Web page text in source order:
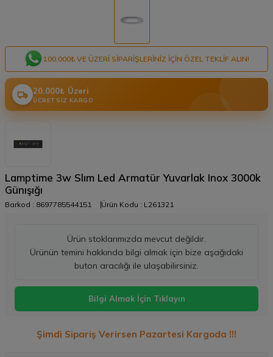
100.000₺ VE ÜZERI SIPARIŞLERINIZ IÇIN ÖZEL TEKLIF ALIN!
20.000₺ Üzeri
ÜCRETSIZ KARGO
Lamptime 3w Slım Led Armatür Yuvarlak Inox 3000k
Günışığı
Barkod : 8697785544151 Ürün Kodu : L261321
Ürün stoklarımızda mevcut değildir.
Ürünün temini hakkında bilgi almak için bize aşağıdaki
buton aracılığı ile ulaşabilirsiniz.
Bilgi Almak İçin Tıklayın
Şimdi Sipariş Verirsen Pazartesi Kargoda !!!